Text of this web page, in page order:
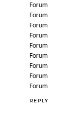
Forum
Forum
Forum
Forum
Forum
Forum
Forum
Forum
Forum
REPLY